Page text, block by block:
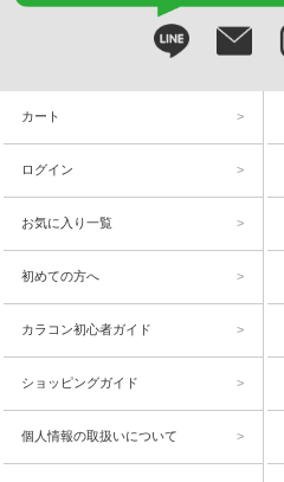
カート
ログイン
お気に入り一覧
初めての方へ
カラコン初心者ガイド
ショッピングガイド
個人情報の取扱いについて